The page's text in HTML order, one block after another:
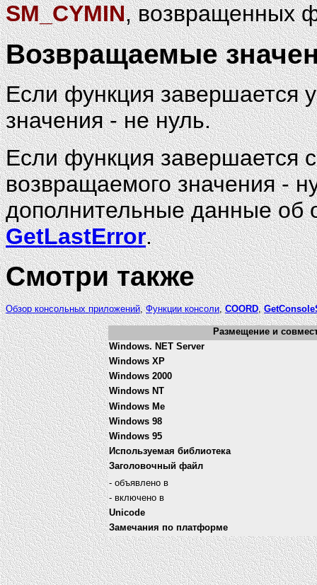
SM_CYMIN, возвращенных
Возвращаемые
Если функция завершается
значения - не нуль.
Если функция завершается
возвращаемого значения -
дополнительные данные об
GetLastError.
Смотри также
Обзор консольных приложений,Функции консоли,COORD,
Размещение и
Windows. NET Server
Windows XP
Windows 2000
Windows NT
Windows Me
Windows 98
Windows 95
Используемая библиотека
Заголовочный файл
- объявлено в
- включено в
Unicode
Замечания по платформе